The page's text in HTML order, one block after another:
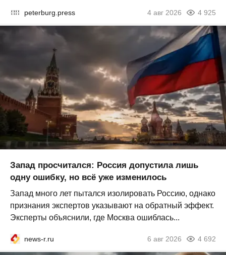
peterburg.press 4 авг 2026 4 925
Запад просчитался: Россия допустила лишь
одну ошибку, но всё уже изменилось
Запад много лет пытался изолировать Россию, однако
признания экспертов указывают на обратный эффект.
Эксперты объяснили, где Москва ошиблась...
news-r.ru 6 авг 2026 4 692